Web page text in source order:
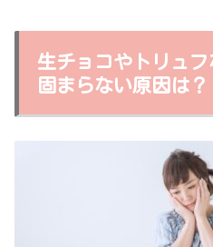
生チョコやトリュ
固まらない原因は？